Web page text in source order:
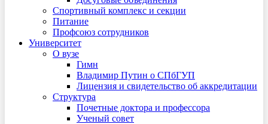
Спортивный комплекс и секции
Питание
Профсоюз сотрудников
Университет
О вузе
Гимн
Владимир Путин о СПбГУП
Лицензия и свидетельство об аккредитации
Структура
Почетные доктора и профессора
Ученый совет